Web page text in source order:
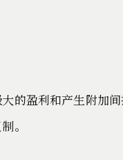
的盈利和产生附加间
。